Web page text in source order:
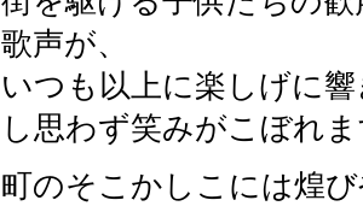
歌声が、
いつも以上に楽しげに
し思わず笑みがこぼれ
町のそこかしこには煌